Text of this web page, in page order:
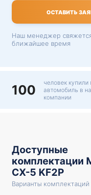
ОСТАВИТЬ
Наш менеджер
ближайшее время
100
человек
автомобиль в
компании
Доступные
комплектации
CX-5 KF2P
Варианты комплектаций